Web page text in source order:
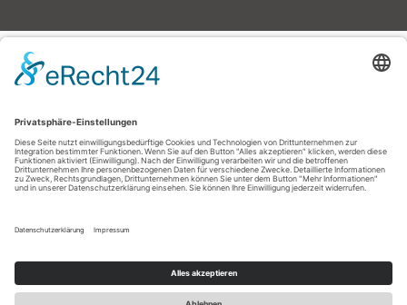
Impressum|Datenschutzerklärung|Barrierefreiheitserklärung|
Kontakt
Sauerland-Tourismus e.V.